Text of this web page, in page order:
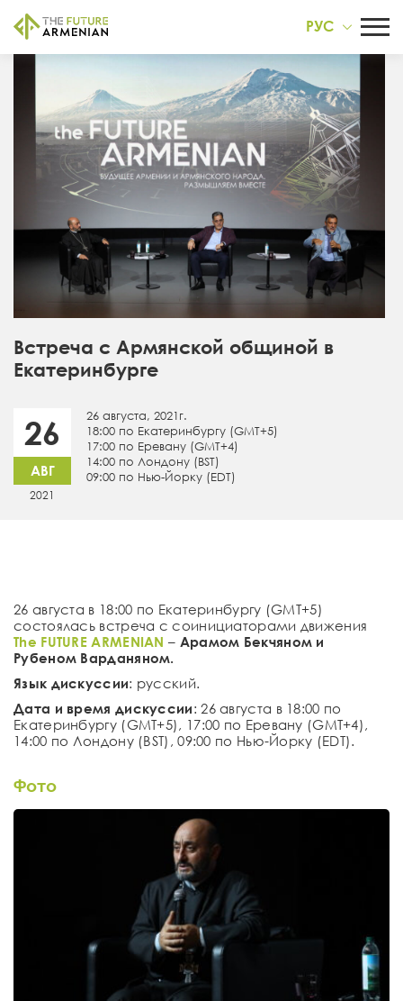
РУС
Встреча с Армянской общиной в
Екатеринбурге
26
АВГ
2021
26 августа, 2021г.
18:00 по Екатеринбургу (GMT+5)
17:00 по Еревану (GMT+4)
14:00 по Лондону (BST)
09:00 по Нью-Йорку (EDT)
26 августа в 18:00 по Екатеринбургу (GMT+5)
состоялась встреча c соинициаторами движения
The FUTURE ARMENIAN – Арамом Бекчяном и
Рубеном Варданяном.
Язык дискуссии: русский.
Дата и время дискуссии: 26 августа в 18:00 по
Екатеринбургу (GMT+5), 17:00 по Еревану (GMT+4),
14:00 по Лондону (BST), 09:00 по Нью-Йорку (EDT).
Фото